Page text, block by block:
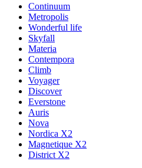
Continuum
Metropolis
Wonderful life
Skyfall
Materia
Contempora
Climb
Voyager
Discover
Everstone
Auris
Nova
Nordica X2
Magnetique X2
District X2